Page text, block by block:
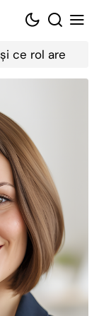
ce rol are